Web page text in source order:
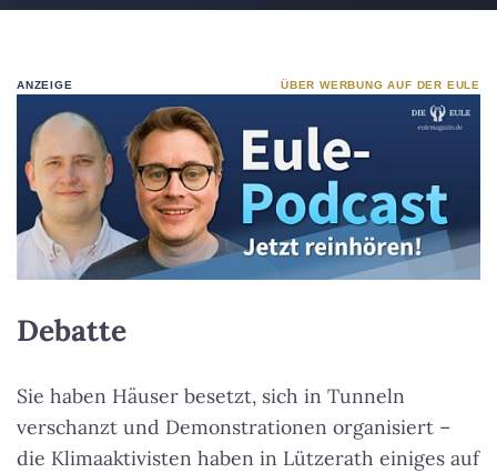
ANZEIGE ÜBER WERBUNG AUF DER EULE
Debatte
Sie haben Häuser besetzt, sich in Tunneln
verschanzt und Demonstrationen organisiert –
die Klimaaktivisten haben in Lützerath einiges auf